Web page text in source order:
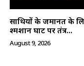
साथियों के जमानत के
श्मशान घाट पर तंत्र...
August 9, 2026